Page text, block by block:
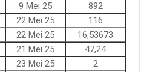
9 Mei 25
892
22 Mei 25
116
22 Mei 25
16,53673
21 Mei 25
47,24
23 Mei 25
2